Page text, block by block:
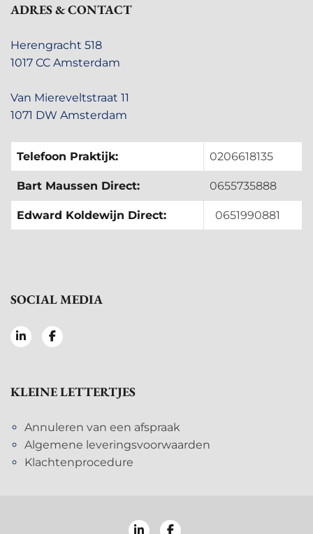
ADRES & CONTACT
Herengracht 518
1017 CC Amsterdam
Van Miereveltstraat 11
1071 DW Amsterdam
Telefoon Praktijk: 0206618135
Bart Maussen Direct: 0655735888
Edward Koldewijn Direct: 0651990881
SOCIAL MEDIA
KLEINE LETTERTJES
Annuleren van een afspraak
Algemene leveringsvoorwaarden
Klachtenprocedure